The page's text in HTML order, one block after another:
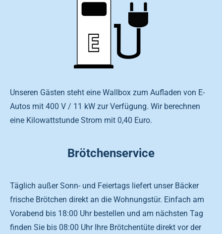
Unseren Gästen steht eine Wallbox zum Aufladen von E-
Autos mit 400 V / 11 kW zur Verfügung. Wir berechnen
eine Kilowattstunde Strom mit 0,40 Euro.
Brötchenservice
Täglich außer Sonn- und Feiertags liefert unser Bäcker
frische Brötchen direkt an die Wohnungstür. Einfach am
Vorabend bis 18:00 Uhr bestellen und am nächsten Tag
finden Sie bis 08:00 Uhr Ihre Brötchentüte direkt vor der